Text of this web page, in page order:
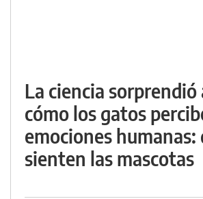
La ciencia
cómo los gatos
emociones humanas:
sienten las mascotas